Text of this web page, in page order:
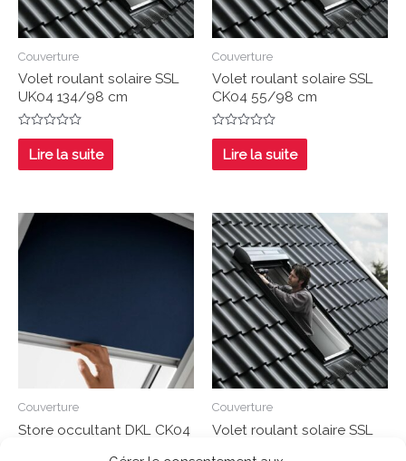
Couverture
Volet roulant solaire SSL
UK04 134/98 cm
Note
sur
5
Lire la suite
Couverture
Volet roulant solaire SSL
CK04 55/98 cm
Note
sur
5
Lire la suite
Couverture
Store occultant DKL CK04
Couverture
Volet roulant solaire SSL